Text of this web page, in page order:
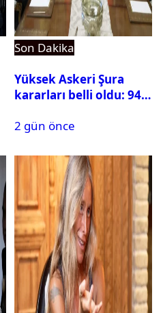
Son Dakika
Yüksek Askeri Şura
kararları belli oldu: 94
2 gün önce